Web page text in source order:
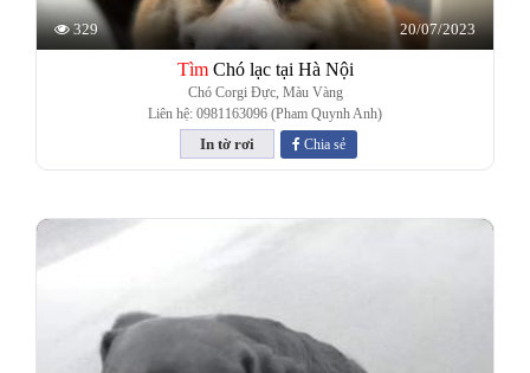
329 20/07/2023
Tìm Chó lạc tại Hà Nội
Chó Corgi Đực, Màu Vàng
Liên hệ: 0981163096 (Pham Quynh Anh)
Chia sẻ